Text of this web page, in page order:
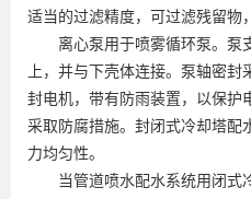
适当的过滤精度，可过滤残留物
离心泵用于喷雾循环泵。泵
上，并与下壳体连接。泵轴密
封电机，带有防雨装置，以保护
采取防腐措施。封闭式冷却塔配
力均匀性。
当管道喷水配水系统用闭式